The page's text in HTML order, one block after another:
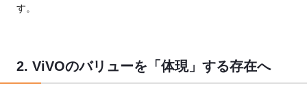
す。
2. ViVOのバリューを「体現」する存在へ